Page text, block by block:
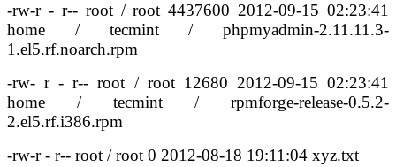
-rw-r - r-- root / root 4437600 2012-09-15 02:23:41
home / tecmint / phpmyadmin-2.11.11.3-
1.el5.rf.noarch.rpm
-rw- r - r-- root / root 12680 2012-09-15 02:23:41
home / tecmint / rpmforge-release-0.5.2-
2.el5.rf.i386.rpm
-rw-r - r-- root / root 0 2012-08-18 19:11:04 xyz.txt